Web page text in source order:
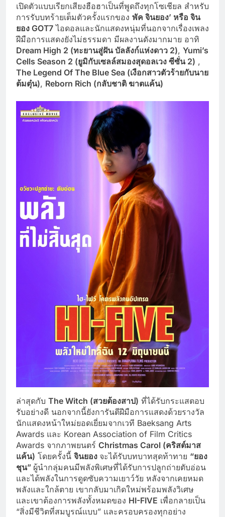
เปิดตัวแบบเรียกเสียงฮือฮาเป็นที่พูดถึงทุกโซเชียล สำหรับ
การรับบทร้ายเต็มตัวครั้งแรกของ พัค จินยอง’ หรือ จิน
ยอง GOT7 ไอดอลและนักแสดงหนุ่มที่นอกจากเรื่องเพลง
ฝีมือการแสดงยังไม่ธรรมดา มีผลงานดังมากมาย อาทิ
Dream High 2 (ทะยานสู่ฝัน บัลลังก์แห่งดาว 2), Yumi’s
Cells Season 2 (ยูมิกับเซลล์สมองสุดอลเวง ซีซั่น 2) ,
The Legend Of The Blue Sea (เงือกสาวตัวร้ายกับนาย
ต้มตุ๋น), Reborn Rich (กลับชาติ ฆาตแค้น)
ล่าสุดกับ The Witch (สวยต้องสาป) ที่ได้รับกระแสตอบ
รับอย่างดี นอกจากนี้ยังการันตีฝีมือการแสดงด้วยรางวัล
นักแสดงหน้าใหม่ยอดเยี่ยมจากเวที Baeksang Arts
Awards และ Korean Association of Film Critics
Awards จากภาพยนตร์ Christmas Carol (คริสต์มาส
แค้น) โดยครั้งนี้ จินยอง จะได้รับบทบาทสุดท้าทาย “ยอง
ชุน” ผู้นำกลุ่มคนมีพลังพิเศษที่ได้รับการปลูกถ่ายตับอ่อน
และได้พลังในการดูดซับความเยาว์วัย หลังจากเคยหมด
พลังและใกล้ตาย เขากลับมาเกิดใหม่พร้อมพลังวิเศษ
และเขาต้องการพลังทั้งหมดของ HI-FIVE เพื่อกลายเป็น
“สิ่งมีชีวิตที่สมบูรณ์แบบ” และครอบครองทุกอย่าง